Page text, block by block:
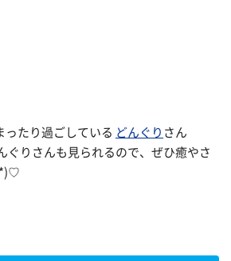
ったり過ごしている どんぐり さん
りさんも見られるので、ぜひ癒やさ
*)♡